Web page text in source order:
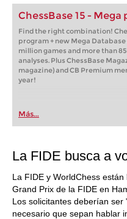
ChessBase 15 - Mega
Find the right combination!
program + new Mega
million games and more than
analyses. Plus ChessBase
magazine) and CB Premium
year!
Más...
La FIDE busca a
La FIDE y WorldChess
Grand Prix de la FIDE en
Los solicitantes deberían
necesario que sepan hablar